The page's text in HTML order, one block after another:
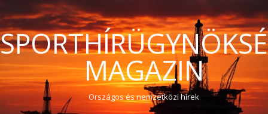
MAGAZIN
Országos és nemzetközi hírek